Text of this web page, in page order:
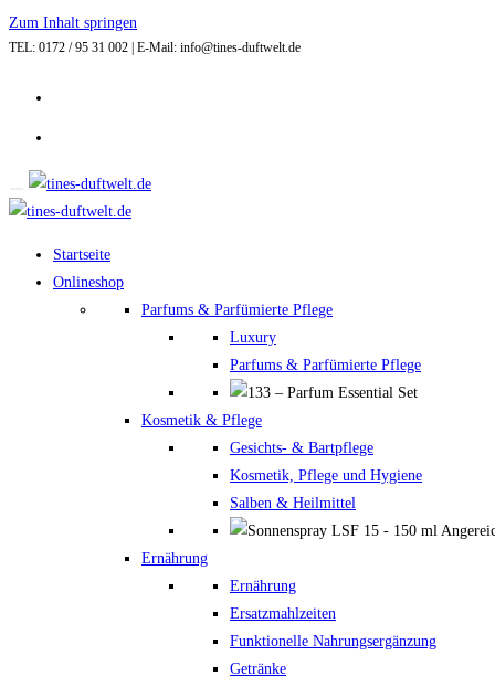
Zum Inhalt springen
TEL: 0172 / 95 31 002 | E-Mail: info@tines-duftwelt.de
Startseite
Onlineshop
Parfums & Parfümierte Pflege
Luxury
Parfums & Parfümierte Pflege
Kosmetik & Pflege
Gesichts- & Bartpflege
Kosmetik, Pflege und Hygiene
Salben & Heilmittel
Ernährung
Ernährung
Ersatzmahlzeiten
Funktionelle Nahrungsergänzung
Getränke